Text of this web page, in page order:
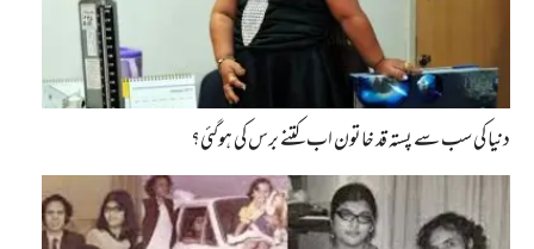
دنیا کی سب سے پستہ قد خاتون اب کتنے برس کی ہوگئی؟